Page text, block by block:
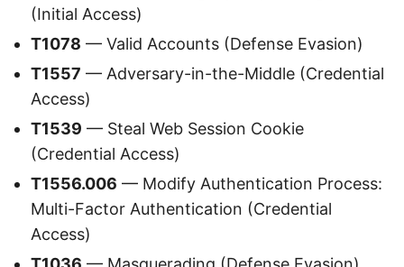
(Initial Access)
T1078 — Valid Accounts (Defense Evasion)
T1557 — Adversary-in-the-Middle (Credential
Access)
T1539 — Steal Web Session Cookie
(Credential Access)
T1556.006 — Modify Authentication Process:
Multi-Factor Authentication (Credential
Access)